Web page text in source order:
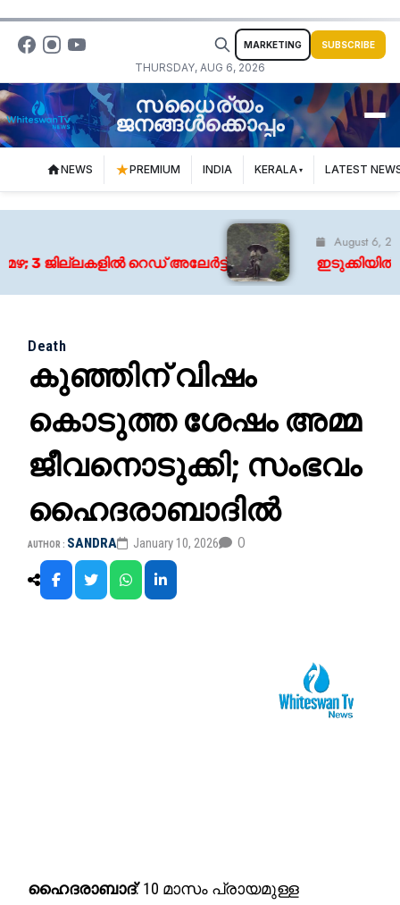
THURSDAY, AUG 6, 2026
MARKETING SUBSCRIBE
സധൈര്യം
ജനങ്ങൾക്കൊപ്പം
NEWS PREMIUM INDIA KERALA LATEST
ജില്ലകളിൽ റെഡ് അലേർട്ട്
August 6, 2026
ഇടുക്കിയിൽ കാർ
Death
കുഞ്ഞിന് വിഷം
കൊടുത്ത ശേഷം അമ്മ
ജീവനൊടുക്കി; സംഭവം
ഹൈദരാബാദിൽ
AUTHOR : SANDRA January 10, 2026 0
ഹൈദരാബാദ്: 10 മാസം പ്രായമുള്ള